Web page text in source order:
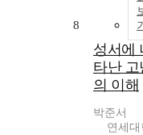
8
성서에
타난 고
의 이해
박준서
연세대